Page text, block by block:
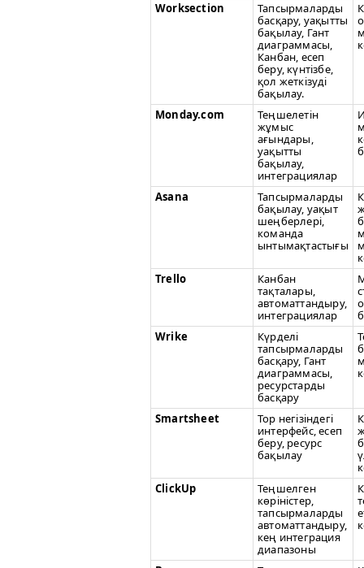
Work­sec­tion
Тапсырмаларды
басқару, уақытты
бақылау, Гант
диаграммасы,
Канбан, есеп
беру, күнтізбе,
қол жеткізуді
бақылау.
Mon​day​.com
Теңшелетін
жұмыс
ағындары,
уақытты
бақылау,
интеграциялар
Asana
Тапсырмаларды
бақылау, уақыт
шеңберлері,
команда
ынтымақтастығы
Trel­lo
Канбан
тақталары,
автоматтандыру,
интеграциялар
Wrike
Күрделі
тапсырмаларды
басқару, Гант
диаграммасы,
ресурстарды
басқару
Smartsheet
Тор негізіндегі
интерфейс, есеп
беру, ресурс
бақылау
Click­Up
Теңшелген
көріністер,
тапсырмаларды
автоматтандыру,
кең интеграция
диапазоны